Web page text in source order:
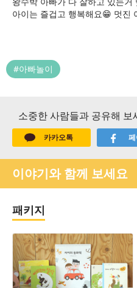
아이는 즐겁고 행복해요😁 멋진
#아빠놀이
소중한 사람들과 공유해 보
카카오톡
이야기와 함께 보세요
패키지